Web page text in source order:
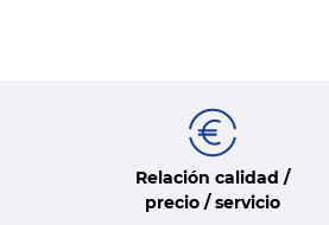
Relación calidad /
precio / servicio